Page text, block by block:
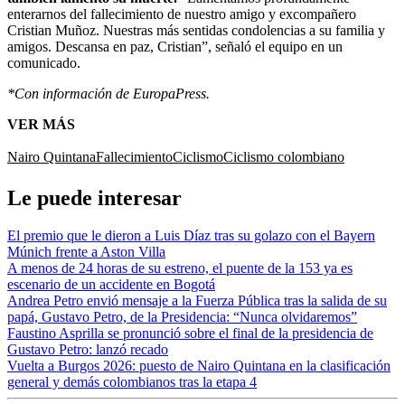
enterarnos del fallecimiento de nuestro amigo y excompañero
Cristian Muñoz. Nuestras más sentidas condolencias a su familia y
amigos. Descansa en paz, Cristian”, señaló el equipo en un
comunicado.
*Con información de EuropaPress.
VER MÁS
Nairo QuintanaFallecimientoCiclismoCiclismo colombiano
Le puede interesar
El premio que le dieron a Luis Díaz tras su golazo con el Bayern
Múnich frente a Aston Villa
A menos de 24 horas de su estreno, el puente de la 153 ya es
escenario de un accidente en Bogotá
Andrea Petro envió mensaje a la Fuerza Pública tras la salida de su
papá, Gustavo Petro, de la Presidencia: “Nunca olvidaremos”
Faustino Asprilla se pronunció sobre el final de la presidencia de
Gustavo Petro: lanzó recado
Vuelta a Burgos 2026: puesto de Nairo Quintana en la clasificación
general y demás colombianos tras la etapa 4